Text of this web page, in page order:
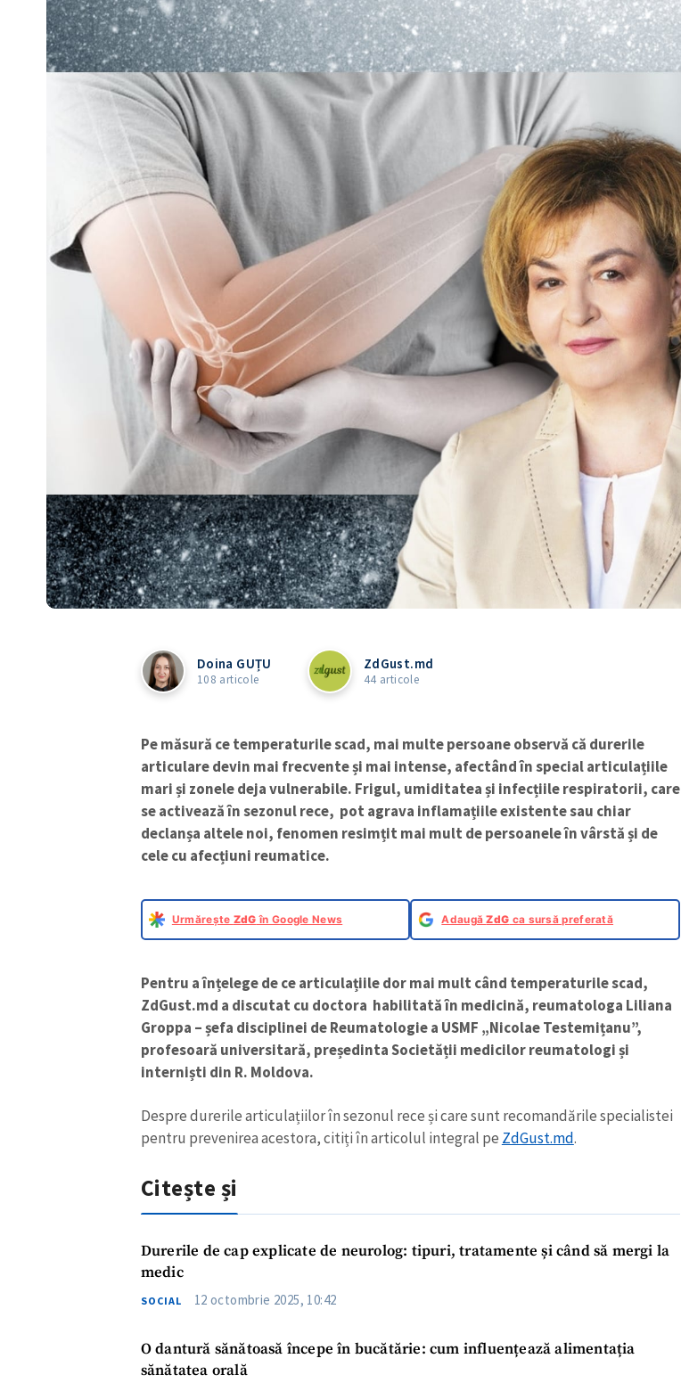
Doina GUȚU
108 articole
ZdGust.md
44 articole
Pe măsură ce temperaturile scad, mai multe persoane observă că durerile
articulare devin mai frecvente și mai intense, afectând în special articulațiile
mari și zonele deja vulnerabile. Frigul, umiditatea și infecțiile respiratorii, care
se activează în sezonul rece, pot agrava inflamațiile existente sau chiar
declanșa altele noi, fenomen resimțit mai mult de persoanele în vârstă și de
cele cu afecțiuni reumatice.
Urmărește ZdG în Google News AdaugăZdG ca sursă preferată
Pentru a înțelege de ce articulațiile dor mai mult când temperaturile scad,
ZdGust.md a discutat cu doctora habilitată în medicină, reumatologa Liliana
Groppa – șefa disciplinei de Reumatologie a USMF „Nicolae Testemițanu”,
profesoară universitară, președinta Societății medicilor reumatologi și
interniști din R. Moldova.
Despre durerile articulațiilor în sezonul rece și care sunt recomandările specialistei
pentru prevenirea acestora, citiți în articolul integral pe ZdGust.md.
Citește și
Durerile de cap explicate de neurolog: tipuri, tratamente și când să mergi la
medic
SOCIAL 12 octombrie 2025, 10:42
O dantură sănătoasă începe în bucătărie: cum influențează alimentația
sănătatea orală